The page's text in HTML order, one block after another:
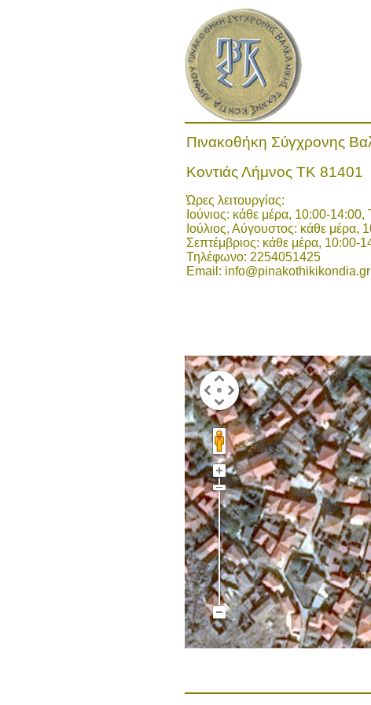
Πινακοθήκη Σύγχρονης
Κοντιάς Λήμνος ΤΚ 81401
Ώρες λειτουργίας:
Ιούνιος: κάθε μέρα, 10:00-14:00,
Ιούλιος, Αύγουστος: κάθε μέρα,
Σεπτέμβριος: κάθε μέρα, 10:00-
Τηλέφωνο: 2254051425
Email: info@pinakothikikondia.gr